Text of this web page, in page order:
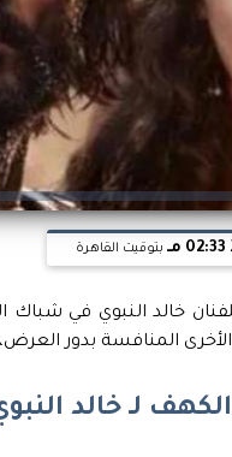
02:33 مـ بتوقيت القاهرة
خالد النبوي في شباك
الأخرى المنافسة بدور
لـ خالد